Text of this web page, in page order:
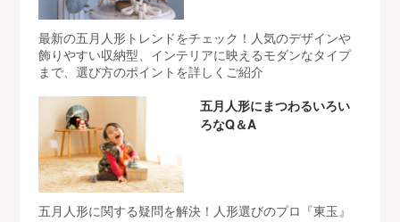
最新の五月人形トレンドをチェック！人気のデザインや
飾りやすい収納型、インテリアに映えるモダンなタイプ
まで、選び方のポイントを詳しくご紹介
五月人形にまつわるいろい
ろなQ＆A
五月人形に関する疑問を解決！人形選びのプロ『東玉』